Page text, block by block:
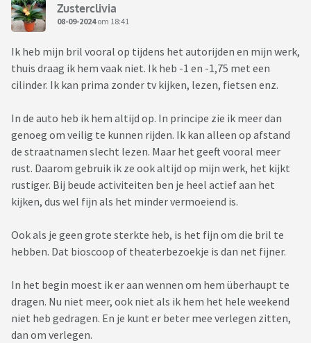
Zusterclivia
08-09-2024om 18:41
Ik heb mijn bril vooral op tijdens het autorijden en mijn werk,
thuis draag ik hem vaak niet. Ik heb -1 en -1,75 met een
cilinder. Ik kan prima zonder tv kijken, lezen, fietsen enz.
In de auto heb ik hem altijd op. In principe zie ik meer dan
genoeg om veilig te kunnen rijden. Ik kan alleen op afstand
de straatnamen slecht lezen. Maar het geeft vooral meer
rust. Daarom gebruik ik ze ook altijd op mijn werk, het kijkt
rustiger. Bij beude activiteiten ben je heel actief aan het
kijken, dus wel fijn als het minder vermoeiend is.
Ook als je geen grote sterkte heb, is het fijn om die bril te
hebben. Dat bioscoop of theaterbezoekje is dan net fijner.
In het begin moest ik er aan wennen om hem überhaupt te
dragen. Nu niet meer, ook niet als ik hem het hele weekend
niet heb gedragen. En je kunt er beter mee verlegen zitten,
dan om verlegen.